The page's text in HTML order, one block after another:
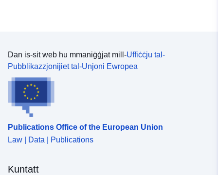
Dan is-sit web hu mmaniġġjat mill-Uffiċċju tal-
Pubblikazzjonijiet tal-Unjoni Ewropea
Publications Office of the European Union
Law | Data | Publications
Kuntatt